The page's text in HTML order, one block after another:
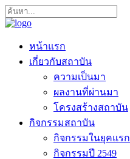
หน้าแรก
เกี่ยวกับสถาบัน
ความเป็นมา
ผลงานที่ผ่านมา
โครงสร้างสถาบัน
กิจกรรมสถาบัน
กิจกรรมในยุคแรก
กิจกรรมปี 2549